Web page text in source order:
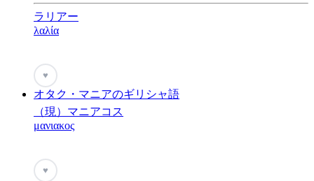
ラリアー
λαλία
♥
オタク・マニアのギリシャ語
（現）マニアコス
μανιακος
♥